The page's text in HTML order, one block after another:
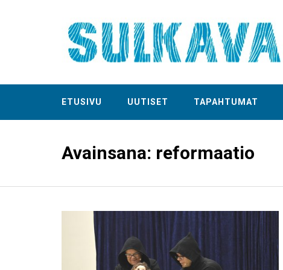
ETUSIVU UUTISET TAPAHTUMAT
Avainsana: reformaatio